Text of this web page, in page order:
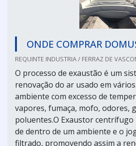
ONDE COMPRAR
REQUINTE INDUSTRIA / FERRAZ DE
O processo de exaustão é um
renovação do ar usado em
ambiente com excesso de
vapores, fumaça, mofo, odores,
poluentes.O Exaustor
de dentro de um ambiente e o
filtrado, promovendo assim a